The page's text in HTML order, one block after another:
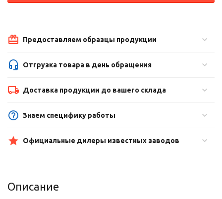
Предоставляем образцы продукции
Отгрузка товара в день обращения
Доставка продукции до вашего склада
Знаем специфику работы
Официальные дилеры известных заводов
Описание